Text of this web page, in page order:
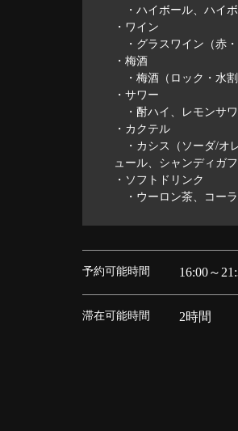
・ハイボール、ハイボ
・ワイン
・グラスワイン（赤・
・梅酒
・梅酒（ロック・水割
・サワー
・酎ハイ、レモンサワ
・カクテル
・カシス（ソーダ/オ
ュール、シャンディガフ
・ソフトドリンク
・ウーロン茶、コーラ
予約可能時間 16:00～
滞在可能時間 2時間